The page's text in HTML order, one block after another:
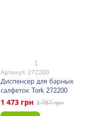
1
Артикул: 272200
Диспенсер для барных
салфеток Tork 272200
1 473 грн 1 767 грн